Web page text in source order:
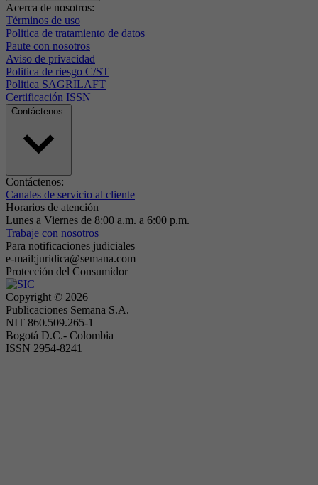
Acerca de nosotros:
Términos de uso
Politica de tratamiento de datos
Paute con nosotros
Aviso de privacidad
Politica de riesgo C/ST
Politica SAGRILAFT
Certificación ISSN
Contáctenos:
Contáctenos:
Canales de servicio al cliente
Horarios de atención
Lunes a Viernes de 8:00 a.m. a 6:00 p.m.
Trabaje con nosotros
Para notificaciones judiciales
e-mail:juridica@semana.com
Protección del Consumidor
Copyright © 2026
Publicaciones Semana S.A.
NIT 860.509.265-1
Bogotá D.C.- Colombia
ISSN 2954-8241